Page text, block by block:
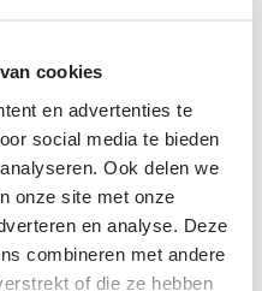
cookies
en advertenties te
social media te bieden
Ook delen we
onze site met onze
en analyse. Deze
combineren met andere
of die ze hebben